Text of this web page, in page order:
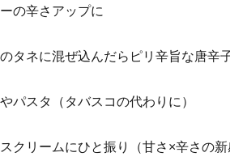
の辛さアップに
タネに混ぜ込んだらピリ辛旨な唐辛
パスタ（タバスコの代わりに）
クリームにひと振り（甘さ×辛さの新